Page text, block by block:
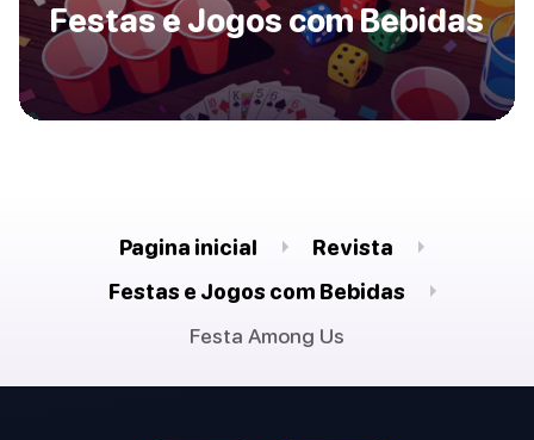
Festas e Jogos com Bebidas
Pagina inicial
Revista
Festas e Jogos com Bebidas
Festa Among Us